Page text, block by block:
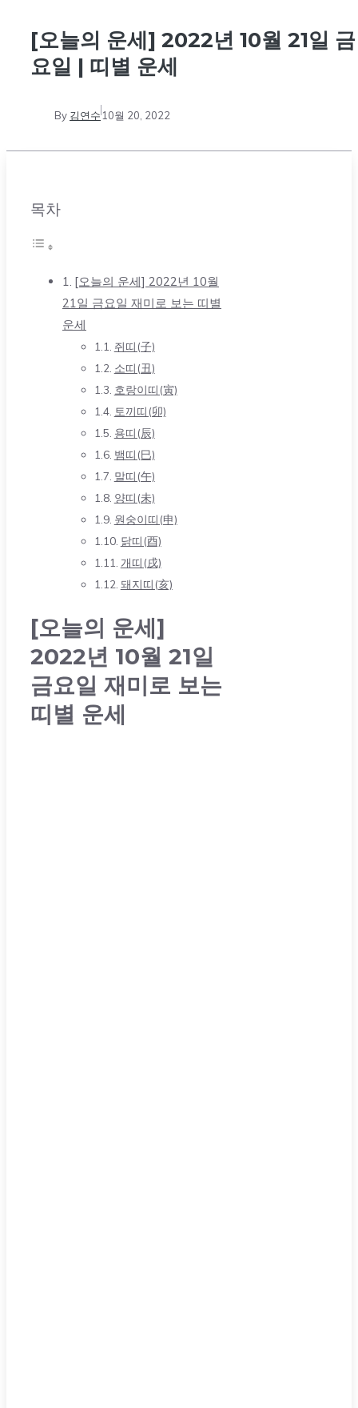
[오늘의 운세] 2022년 10월 21일 금
요일 | 띠별 운세
By 김연수 10월 20, 2022
목차
[오늘의 운세] 2022년 10월
21일 금요일 재미로 보는 띠별
운세
쥐띠(子)
소띠(丑)
호랑이띠(寅)
토끼띠(卯)
용띠(辰)
뱀띠(巳)
말띠(午)
양띠(未)
원숭이띠(申)
닭띠(酉)
개띠(戌)
돼지띠(亥)
[오늘의 운세]
2022년 10월 21일
금요일 재미로 보는
띠별 운세